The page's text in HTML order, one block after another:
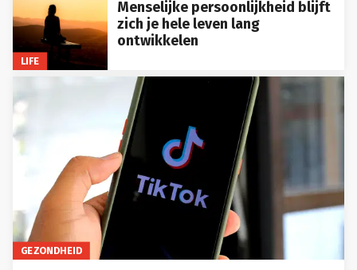
LIFE
Menselijke persoonlijkheid blijft
zich je hele leven lang
ontwikkelen
GEZONDHEID